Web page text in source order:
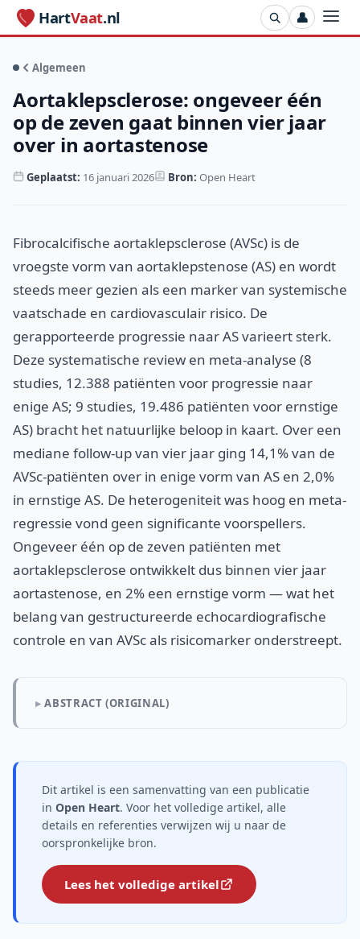
HartVaat.nl 👤
Algemeen
Aortaklepsclerose: ongeveer één
op de zeven gaat binnen vier jaar
over in aortastenose
Geplaatst: 16 januari 2026 Bron: Open Heart
Fibrocalcifische aortaklepsclerose (AVSc) is de
vroegste vorm van aortaklepstenose (AS) en wordt
steeds meer gezien als een marker van systemische
vaatschade en cardiovasculair risico. De
gerapporteerde progressie naar AS varieert sterk.
Deze systematische review en meta-analyse (8
studies, 12.388 patiënten voor progressie naar
enige AS; 9 studies, 19.486 patiënten voor ernstige
AS) bracht het natuurlijke beloop in kaart. Over een
mediane follow-up van vier jaar ging 14,1% van de
AVSc-patiënten over in enige vorm van AS en 2,0%
in ernstige AS. De heterogeniteit was hoog en meta-
regressie vond geen significante voorspellers.
Ongeveer één op de zeven patiënten met
aortaklepsclerose ontwikkelt dus binnen vier jaar
aortastenose, en 2% een ernstige vorm — wat het
belang van gestructureerde echocardiografische
controle en van AVSc als risicomarker onderstreept.
ABSTRACT (ORIGINAL)
Dit artikel is een samenvatting van een publicatie
in Open Heart. Voor het volledige artikel, alle
details en referenties verwijzen wij u naar de
oorspronkelijke bron.
Lees het volledige artikel